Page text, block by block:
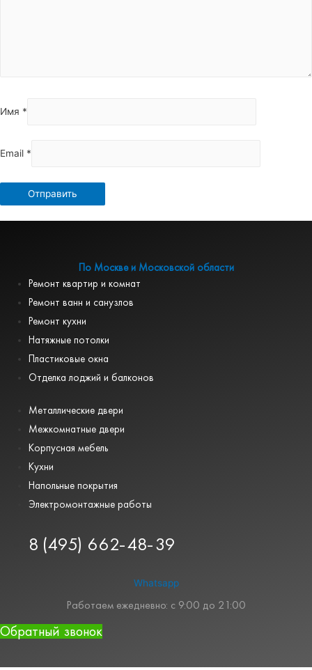
Имя *
Email *
По Москве и Московской области
Ремонт квартир и комнат
Ремонт ванн и санузлов
Ремонт кухни
Натяжные потолки
Пластиковые окна
Отделка лоджий и балконов
Металлические двери
Межкомнатные двери
Корпусная мебель
Кухни
Напольные покрытия
Электромонтажные работы
8 (495) 662-48-39
Whatsapp
Работаем ежедневно: с 9:00 до 21:00
Обратный звонок